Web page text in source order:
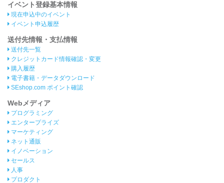
イベント登録基本情報
現在申込中のイベント
イベント申込履歴
送付先情報・支払情報
送付先一覧
クレジットカード情報確認・変更
購入履歴
電子書籍・データダウンロード
SEshop.com ポイント確認
Webメディア
プログラミング
エンタープライズ
マーケティング
ネット通販
イノベーション
セールス
人事
プロダクト